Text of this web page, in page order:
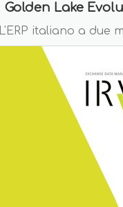
Golden Lake
L'ERP italiano a due